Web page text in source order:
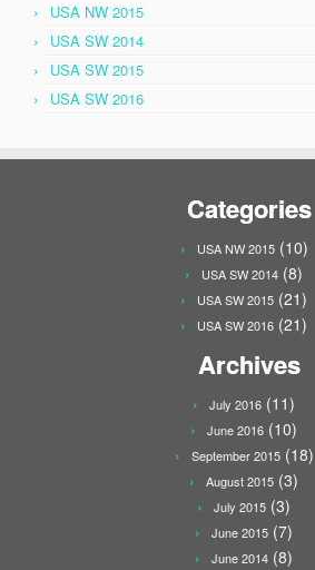
USA NW 2015
USA SW 2014
USA SW 2015
USA SW 2016
Categories
USA NW 2015(10)
USA SW 2014 (8)
USA SW 2015 (21)
USA SW 2016 (21)
Archives
July 2016 (11)
June 2016 (10)
September 2015(18)
August 2015 (3)
July 2015 (3)
June 2015 (7)
June 2014 (8)